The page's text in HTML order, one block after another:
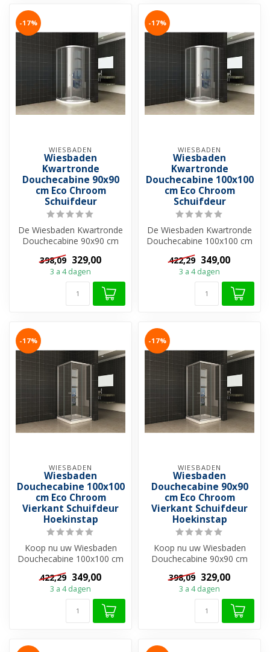
-17%
WIESBADEN
Wiesbaden
Kwartronde
Douchecabine 90x90
cm Eco Chroom
Schuifdeur
De Wiesbaden Kwartronde
Douchecabine 90x90 cm
Eco is een uitstekende
keuze voor ...
398,09 329,00
3 a 4 dagen
-17%
WIESBADEN
Wiesbaden
Kwartronde
Douchecabine 100x100
cm Eco Chroom
Schuifdeur
De Wiesbaden Kwartronde
Douchecabine 100x100 cm
Eco is een uitstekende
keuze voo...
422,29 349,00
3 a 4 dagen
-17%
WIESBADEN
Wiesbaden
Douchecabine 100x100
cm Eco Chroom
Vierkant Schuifdeur
Hoekinstap
Koop nu uw Wiesbaden
Douchecabine 100x100 cm
Schuifdeur Hoek...
422,29 349,00
3 a 4 dagen
-17%
WIESBADEN
Wiesbaden
Douchecabine 90x90
cm Eco Chroom
Vierkant Schuifdeur
Hoekinstap
Koop nu uw Wiesbaden
Douchecabine 90x90 cm
Schuifdeur Hoekin...
398,09 329,00
3 a 4 dagen